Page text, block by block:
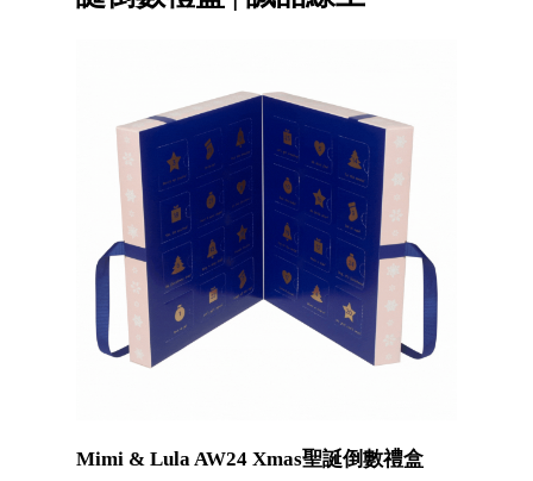
Mimi & Lula AW24 Xmas聖誕倒數禮盒